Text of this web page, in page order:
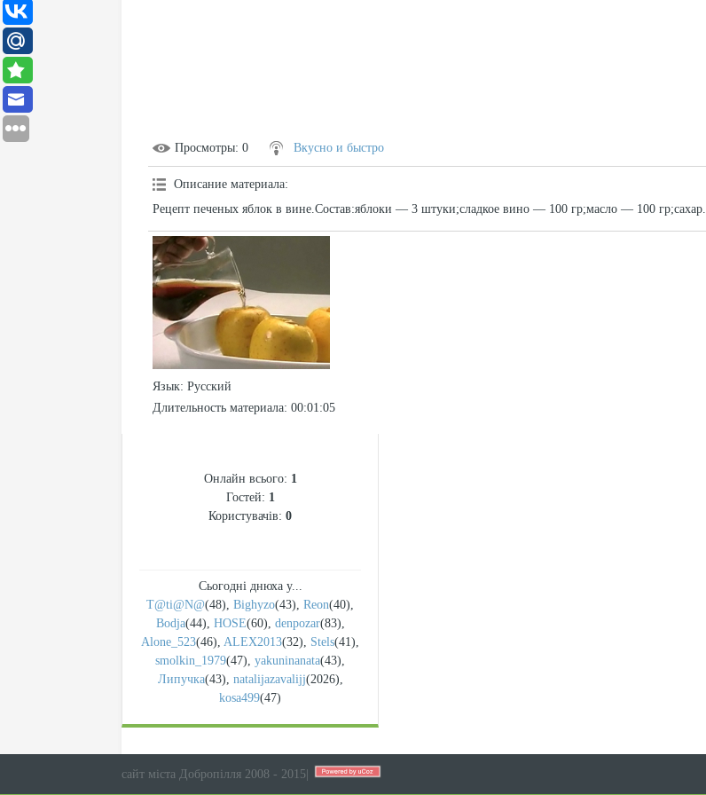
Просмотры: 0 Вкусно и быстро
Описание материала:
Рецепт печеных яблок в вине.Состав:яблоки — 3 штуки;сладкое вино — 100 гр;масло — 100 гр;сахар.
Язык: Русский
Длительность материала: 00:01:05
Онлайн всього: 1
Гостей: 1
Користувачів: 0
Сьогодні днюха у...
T@ti@N@(48), Bighyzo(43), Reon(40),
Bodja(44), HOSE(60), denpozar(83),
Alone_523(46), ALEX2013(32), Stels(41),
smolkin_1979(47), yakuninanata(43),
Липучка(43), natalijazavalijj(2026),
kosa499(47)
сайт міста Добропілля 2008 - 2015